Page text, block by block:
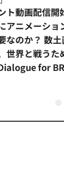
動画配信開始
ニメーション
のか？ 数土直
界と戦うため
for